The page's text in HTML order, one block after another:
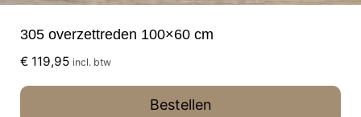
305 overzettreden 100×60 cm
€ 119,95 incl. btw
Bestellen